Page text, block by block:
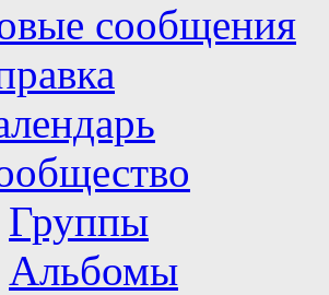
сообщения
Группы
Альбомы